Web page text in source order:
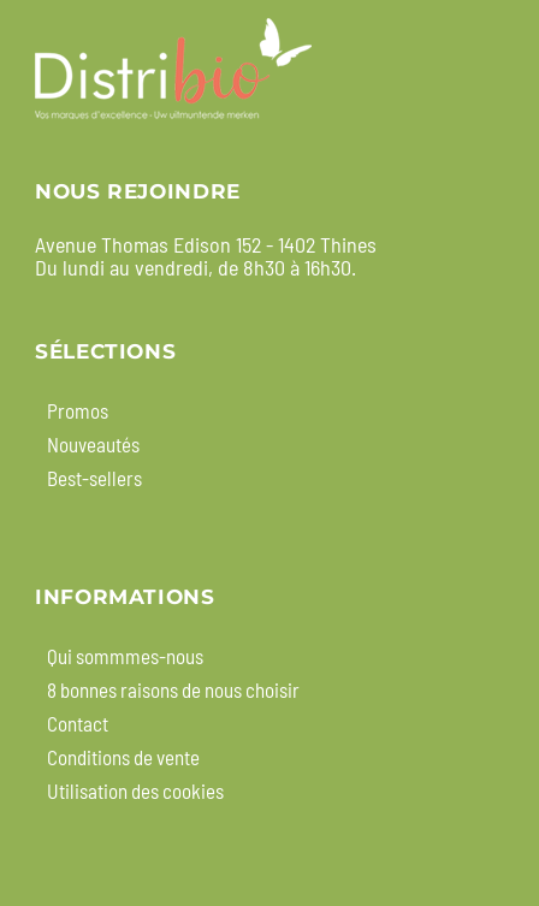
NOUS REJOINDRE
Avenue Thomas Edison 152 - 1402 Thines
Du lundi au vendredi, de 8h30 à 16h30.
SÉLECTIONS
Promos
Nouveautés
Best-sellers
INFORMATIONS
Qui sommmes-nous
8 bonnes raisons de nous choisir
Contact
Conditions de vente
Utilisation des cookies